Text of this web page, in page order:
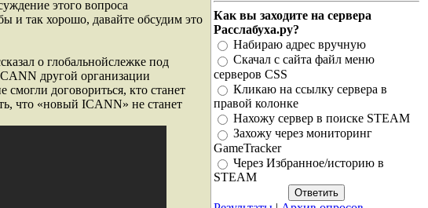
этого вопроса
и так хорошо, давайте обсудим это
о глобальнойслежке под
другой организации
договориться, кто станет
что «новый ICANN» не станет
Как вы заходите на сервера
Расслабуха.ру?
Набираю адрес вручную
Скачал с сайта файл меню
серверов CSS
Кликаю на ссылку сервера в
правой колонке
Нахожу сервер в поиске STEAM
Захожу через мониторинг
GameTracker
Через Избранное/историю в
STEAM